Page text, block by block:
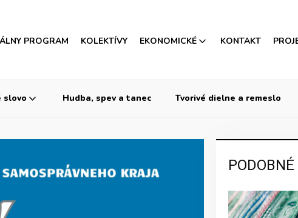
PROGRAM KOLEKTÍVY EKONOMICKÉ KONTAKT
slovo Hudba, spev a tanec Tvorivé dielne a remeslo